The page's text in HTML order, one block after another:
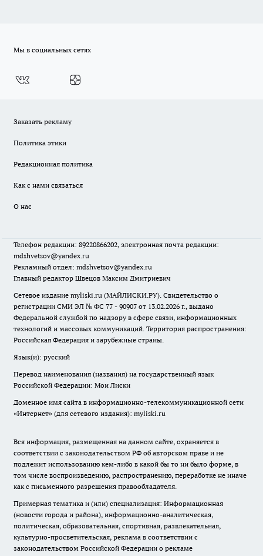
Мы в социальных сетях
Заказать рекламу
Политика этики
Редакционная политика
Как с нами связаться
О нас
Телефон редакции: 89220866202, электронная почта редакции:
mdshvetsov@yandex.ru
Рекламный отдел: mdshvetsov@yandex.ru
Главный редактор Швецов Максим Дмитриевич
Сетевое издание myliski.ru (МАЙЛИСКИ.РУ). Свидетельство о
регистрации СМИ ЭЛ № ФС 77 - 90907 от 13.02.2026 г., выдано
Федеральной службой по надзору в сфере связи, информационных
технологий и массовых коммуникаций. Территория распространения:
Российская Федерация и зарубежные страны.
Язык(и): русский
Перевод наименования (названия) на государственный язык
Российской Федерации: Мои Лиски
Доменное имя сайта в информационно-телекоммуникационной сети
«Интернет» (для сетевого издания): myliski.ru
Вся информация, размещенная на данном сайте, охраняется в
соответствии с законодательством РФ об авторском праве и не
подлежит использованию кем-либо в какой бы то ни было форме, в
том числе воспроизведению, распространению, переработке не иначе
как с письменного разрешения правообладателя.
Примерная тематика и (или) специализация: Информационная
(новости города и района), информационно-аналитическая,
политическая, образовательная, спортивная, развлекательная,
культурно-просветительская, реклама в соответствии с
законодательством Российской Федерации о рекламе